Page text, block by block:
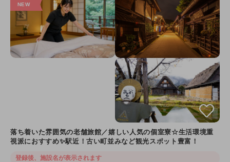
落ち着いた雰囲気の老舗旅館／嬉しい人気の個室寮☆生活環境重
視派におすすめ✨駅近！古い町並みなど観光スポット豊富！
登録後、施設名が表示されます